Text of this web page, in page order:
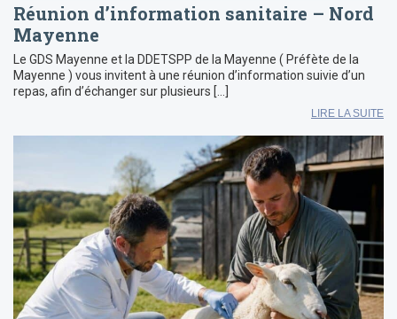
Réunion d’information sanitaire – Nord
Mayenne
Le GDS Mayenne et la DDETSPP de la Mayenne ( Préfète de la
Mayenne ) vous invitent à une réunion d’information suivie d’un
repas, afin d’échanger sur plusieurs […]
LIRE LA SUITE